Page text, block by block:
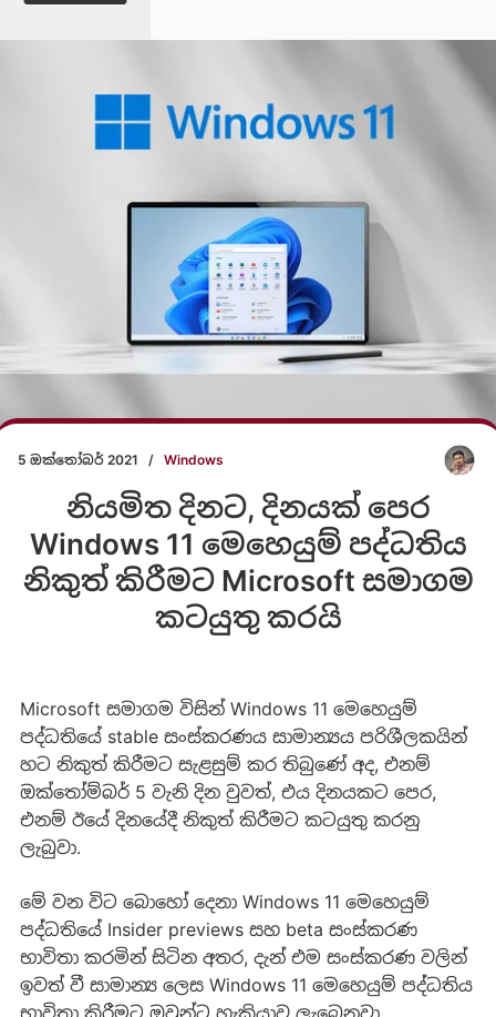
5 ඔක්තෝබර් 2021 / Windows
නියමිත දිනට, දිනයක් පෙර
Windows 11 මෙහෙයුම් පද්ධතිය
නිකුත් කිරීමට Microsoft සමාගම
කටයුතු කරයි
Microsoft සමාගම විසින් Windows 11 මෙහෙයුම්
පද්ධතියේ stable සංස්කරණය සාමාන්‍යය පරිශීලකයින්
හට නිකුත් කිරීමට සැළසුම් කර තිබුණේ අද, එනම්
ඔක්තෝම්බර් 5 වැනි දින වුවත්, එය දිනයකට පෙර,
එනම් ඊයේ දිනයේදී නිකුත් කිරීමට කටයුතු කරනු
ලැබුවා.
මේ වන විට බොහෝ දෙනා Windows 11 මෙහෙයුම්
පද්ධතියේ Insider previews සහ beta සංස්කරණ
භාවිතා කරමින් සිටින අතර, දැන් එම සංස්කරණ වලින්
ඉවත් වී සාමාන්‍ය ලෙස Windows 11 මෙහෙයුම් පද්ධතිය
භාවිතා කිරීමට ඔවුන්ට හැකියාව ලැබෙනවා.